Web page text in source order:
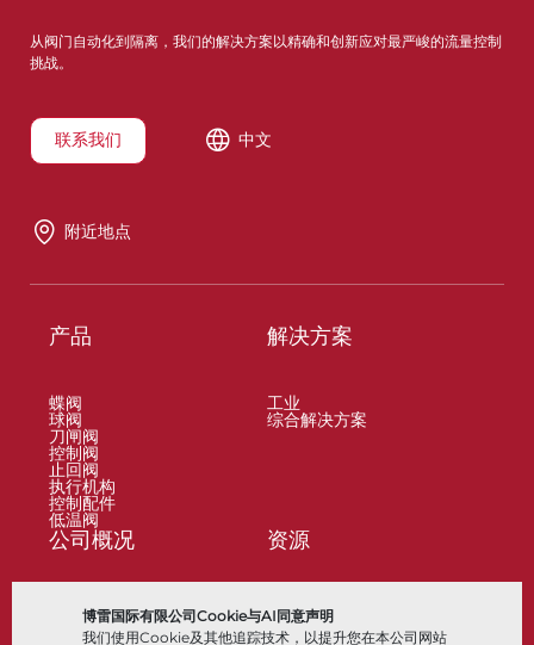
博雷国际有限公司Cookie与AI同意声明
我们使用Cookie及其他追踪技术，以提升您在本公司网站
从阀门自动化到隔离，我们的解决方案以精确和创新应对最严峻的流量控制
挑战。
联系我们 中文
附近地点
产品
蝶阀
球阀
刀闸阀
控制阀
止回阀
执行机构
控制配件
低温阀
解决方案
工业
综合解决方案
公司概况
合作伙伴
资源
文档
知识中心
软件